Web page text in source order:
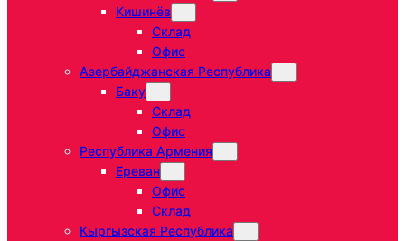
Кишинёв
Склад
Офис
Азербайджанская Республика
Баку
Склад
Офис
Республика Армения
Ереван
Офис
Склад
Кыргызская Республика